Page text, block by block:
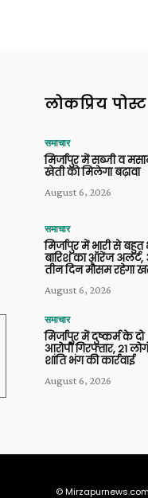
लोकप्रिय पोस्ट
समाचार
मिर्जापुर में सब्जी व
खेती को मिलेगा बढ़ावा
August 6, 2026
समाचार
मिर्जापुर में भारी से बहुत
बारिश का ऑरेंज
तीन दिन मौसम रहेगा
August 6, 2026
समाचार
मिर्जापुर में दुष्कर्म के दो
आरोपी गिरफ्तार, 21
शांति भंग की कार्रवाई
August 6, 2026
©